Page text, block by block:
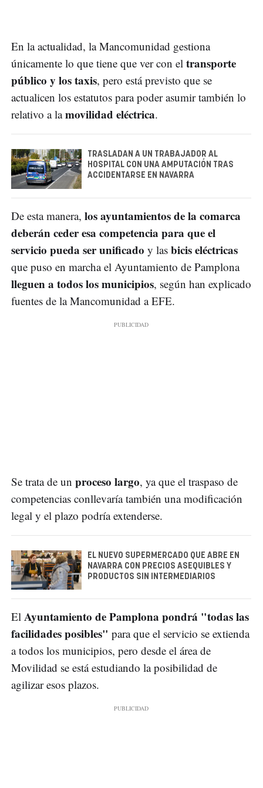
En la actualidad, la Mancomunidad gestiona
únicamente lo que tiene que ver con el transporte
público y los taxis, pero está previsto que se
actualicen los estatutos para poder asumir también lo
relativo a lamovilidad eléctrica.
TRASLADAN A UN TRABAJADOR AL
HOSPITAL CON UNA AMPUTACIÓN TRAS
ACCIDENTARSE EN NAVARRA
De esta manera, los ayuntamientos de la comarca
deberán ceder esa competencia para que el
servicio pueda ser unificado y las bicis eléctricas
que puso en marcha el Ayuntamiento de Pamplona
lleguen a todos los municipios, según han explicado
fuentes de la Mancomunidad a EFE.
Se trata de un proceso largo, ya que el traspaso de
competencias conllevaría también una modificación
legal y el plazo podría extenderse.
EL NUEVO SUPERMERCADO QUE ABRE EN
NAVARRA CON PRECIOS ASEQUIBLES Y
PRODUCTOS SIN INTERMEDIARIOS
El Ayuntamiento de Pamplona pondrá "todas las
facilidades posibles" para que el servicio se extienda
a todos los municipios, pero desde el área de
Movilidad se está estudiando la posibilidad de
agilizar esos plazos.